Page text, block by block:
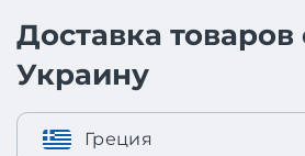
Доставка товаров
Украину
Греция